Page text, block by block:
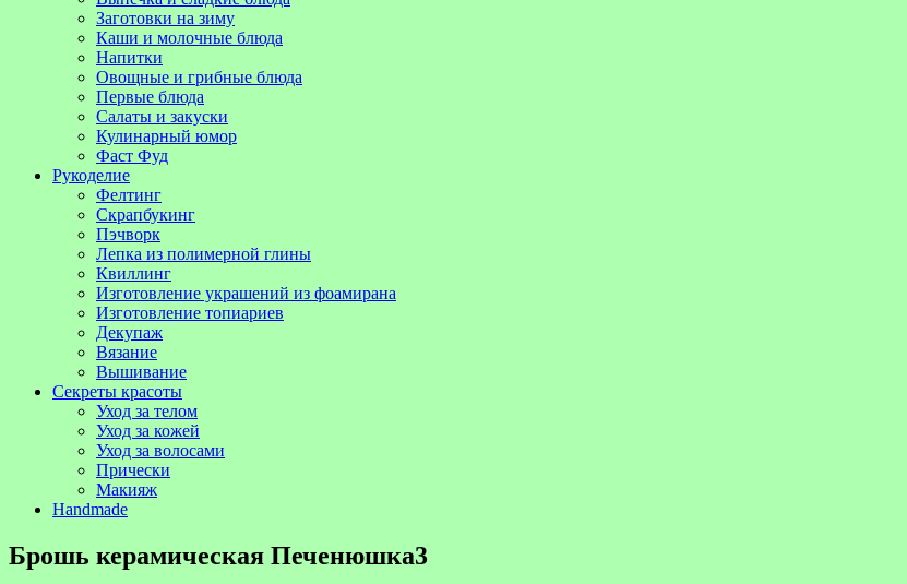
Заготовки на зиму
Каши и молочные блюда
Напитки
Овощные и грибные блюда
Первые блюда
Салаты и закуски
Кулинарный юмор
Фаст Фуд
Рукоделие
Фелтинг
Скрапбукинг
Пэчворк
Лепка из полимерной глины
Квиллинг
Изготовление украшений из фоамирана
Изготовление топиариев
Декупаж
Вязание
Вышивание
Секреты красоты
Уход за телом
Уход за кожей
Уход за волосами
Прически
Макияж
Handmade
Брошь керамическая Печенюшка3